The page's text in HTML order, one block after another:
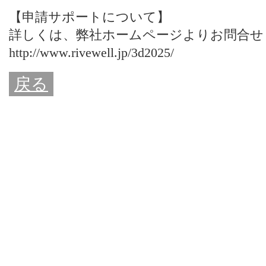
【申請サポートについて】
詳しくは、 弊社ホームページよりお問合
http://www.rivewell.jp/3d2025/
戻る